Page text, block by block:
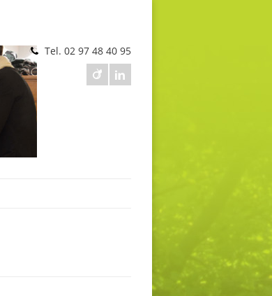
Tel. 02 97 48 40 95